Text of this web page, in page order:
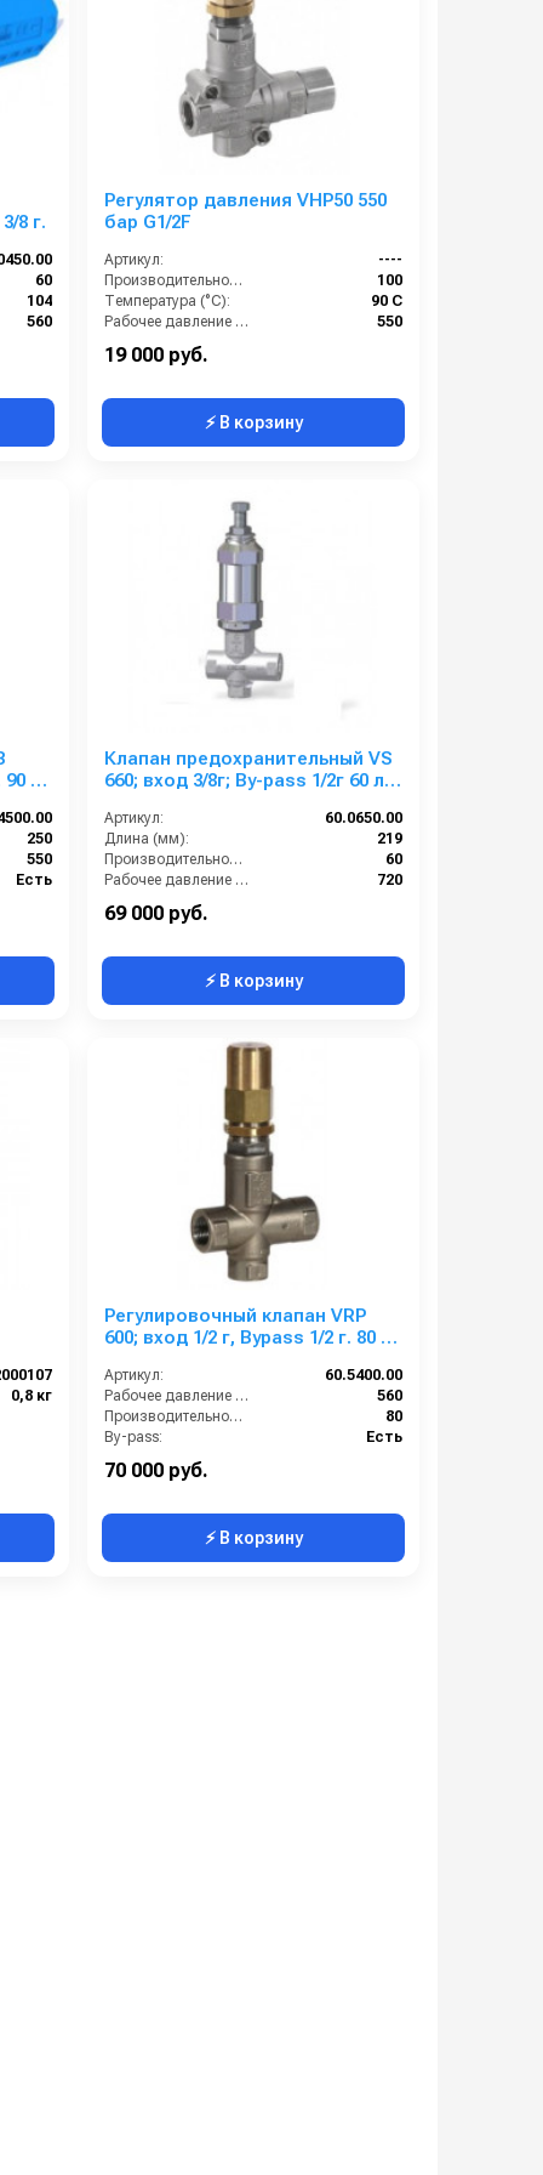
8 г.
60
104
560
Регулятор давления VHP50 550
бар G1/2F
Артикул:
----
Производительность (л/мин):
100
Температура (°C):
90 С
Рабочее давление (бар):
550
19 000 руб.
⚡ В корзину
250
550
Есть
Клапан предохранительный VS
660; вход 3/8г; By-pass 1/2г 60 л/
Артикул:
60.0650.00
Длина (мм):
219
Производительность (л/мин):
60
Рабочее давление (бар):
720
69 000 руб.
⚡ В корзину
0,8 кг
Регулировочный клапан VRP
600; вход 1/2 г, Bypass 1/2 г. 80 л/
Артикул:
60.5400.00
Рабочее давление (бар):
560
Производительность (л/мин):
80
By-pass:
Есть
70 000 руб.
⚡ В корзину